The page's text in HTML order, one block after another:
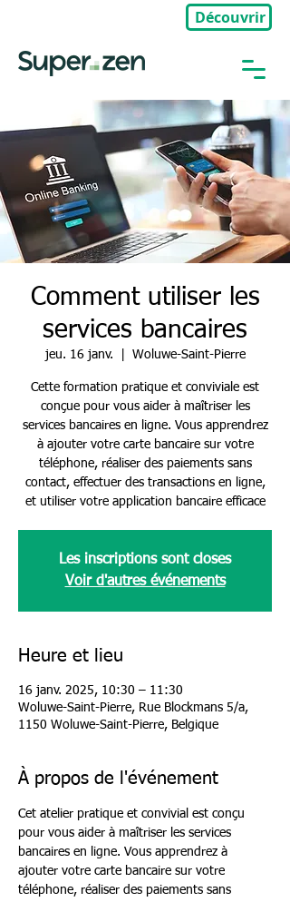
Découvrir
Comment utiliser les
services bancaires
jeu. 16 janv. Woluwe-Saint-Pierre
Cette formation pratique et conviviale est
conçue pour vous aider à maîtriser les
services bancaires en ligne. Vous apprendrez
à ajouter votre carte bancaire sur votre
téléphone, réaliser des paiements sans
contact, effectuer des transactions en ligne,
et utiliser votre application bancaire efficace
Les inscriptions sont closes
Voir d'autres événements
Heure et lieu
16 janv. 2025, 10:30 – 11:30
Woluwe-Saint-Pierre, Rue Blockmans 5/a,
1150 Woluwe-Saint-Pierre, Belgique
À propos de l'événement
Cet atelier pratique et convivial est conçu
pour vous aider à maîtriser les services
bancaires en ligne. Vous apprendrez à
ajouter votre carte bancaire sur votre
téléphone, réaliser des paiements sans